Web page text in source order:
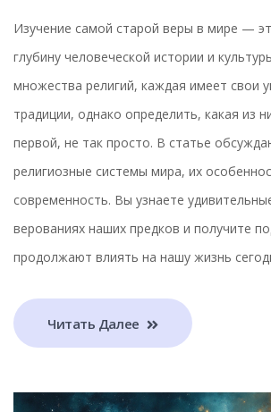
Изучение самой старой веры в мире —
глубину человеческой истории и
множества религий, каждая имеет свои
традиции, однако определить, какая из
первой, не так просто. В статье
религиозные системы мира, их
современность. Вы узнаете
верованиях наших предков и получите
продолжают влиять на нашу жизнь
Читать Далее